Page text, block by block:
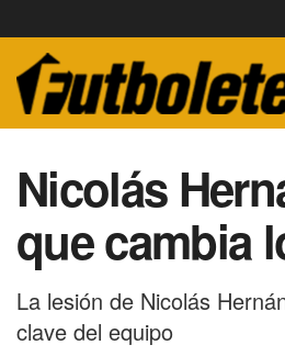
Nicolás
que cambia
La lesión de Nicolás
clave del equipo